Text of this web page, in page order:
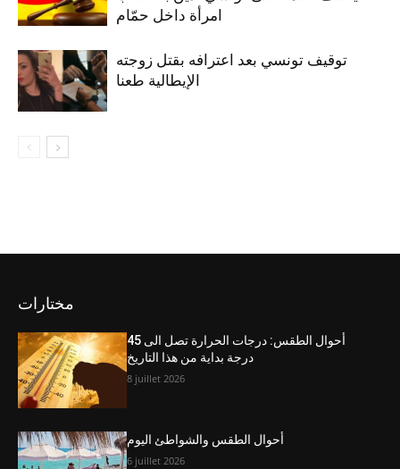
امرأة داخل حمّام
توقيف تونسي بعد اعترافه بقتل زوجته
الإيطالية طعنا
مختارات
أحوال الطقس: درجات الحرارة تصل الى 45
درجة بداية من هذا التاريخ
8 juillet 2026
أحوال الطقس والشواطئ اليوم
6 juillet 2026